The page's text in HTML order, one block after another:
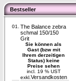
Bestseller
01.
The Balance zebra
schmal 150/150
Grit
Sie können als
Gast (bzw mit
Ihrem derzeitigen
Status) keine
Preise sehen
incl. 19 % UST
exkl. Versandkosten